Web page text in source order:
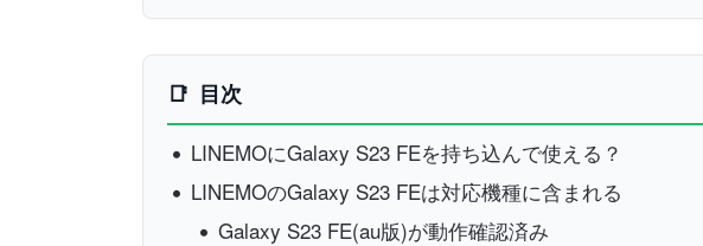
目次
LINEMOにGalaxy S23 FEを持ち込んで使える？
LINEMOのGalaxy S23 FEは対応機種に含まれる
Galaxy S23 FE(au版)が動作確認済み